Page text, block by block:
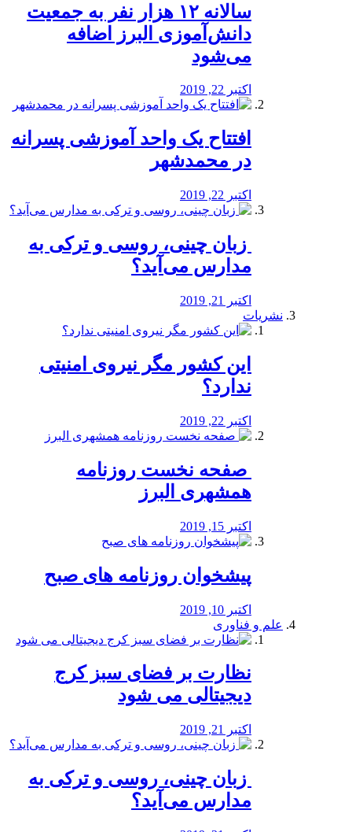
️سالانه ۱۲ هزار نفر به جمعیت
دانش‌آموزی البرز اضافه
می‌شود
اکتبر 22, 2019
افتتاح یک واحد آموزشی پسرانه
در محمدشهر
اکتبر 22, 2019
️ زبان چینی، روسی و ترکی به
مدارس می‌آید؟
اکتبر 21, 2019
نشریات
این کشور مگر نیروی امنیتی
ندارد؟
اکتبر 22, 2019
️ صفحه نخست روزنامه‌
همشهری البرز
اکتبر 15, 2019
پیشخوان روزنامه های صبح
اکتبر 10, 2019
علم و فناوری
نظارت بر فضای سبز کرج
دیجیتالی می شود
اکتبر 21, 2019
️ زبان چینی، روسی و ترکی به
مدارس می‌آید؟